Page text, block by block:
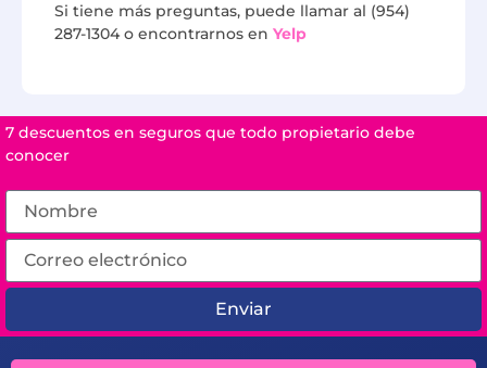
Si tiene más preguntas, puede llamar al (954)
287-1304 o encontrarnos en Yelp
7 descuentos en seguros que todo propietario debe
conocer
Enviar